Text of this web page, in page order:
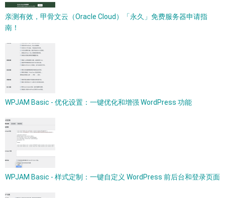
亲测有效，甲骨文云（Oracle Cloud）「永久」免费服务器申请指
南！
WPJAM Basic - 优化设置：一键优化和增强 WordPress 功能
WPJAM Basic - 样式定制：一键自定义 WordPress 前后台和登录页面